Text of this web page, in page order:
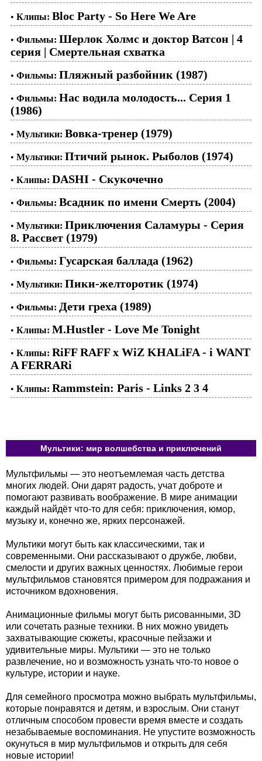
• Клипы: Bloc Party - So Here We Are
• Фильмы: Шерлок Холмс и доктор Ватсон | 4
серия | Смертельная схватка
• Фильмы: Пляжный разбойник (1987)
• Фильмы: Нас водила молодость... Серия 1
(1986)
• Мультики: Вовка-тренер (1979)
• Мультики: Птичий рынок. Рыболов (1974)
• Клипы: DASHI - Скукочечно
• Фильмы: Всадник по имени Смерть (2004)
• Мультики: Приключения Саламуры - Серия
8. Рассвет (1979)
• Фильмы: Гусарская баллада (1962)
• Мультики: Пики-желторотик (1974)
• Фильмы: Дети греха (1989)
• Клипы: M.Hustler - Love Me Tonight
• Клипы: RiFF RAFF x WiZ KHALiFA - i WANT
A FERRARi
• Клипы: Rammstein: Paris - Links 2 3 4
Мультики: мир волшебства и приключений
Мультфильмы — это неотъемлемая часть детства
многих людей. Они дарят радость, учат доброте и
помогают развивать воображение. В мире анимации
каждый найдёт что-то для себя: приключения, юмор,
музыку и, конечно же, ярких персонажей.
Мультики могут быть как классическими, так и
современными. Они рассказывают о дружбе, любви,
смелости и других важных ценностях. Любимые герои
мультфильмов становятся примером для подражания и
источником вдохновения.
Анимационные фильмы могут быть рисованными, 3D
или сочетать разные техники. В них можно увидеть
захватывающие сюжеты, красочные пейзажи и
удивительные миры. Мультики — это не только
развлечение, но и возможность узнать что-то новое о
культуре, истории и науке.
Для семейного просмотра можно выбрать мультфильмы,
которые понравятся и детям, и взрослым. Они станут
отличным способом провести время вместе и создать
незабываемые воспоминания. Не упустите возможность
окунуться в мир мультфильмов и открыть для себя
новые истории!